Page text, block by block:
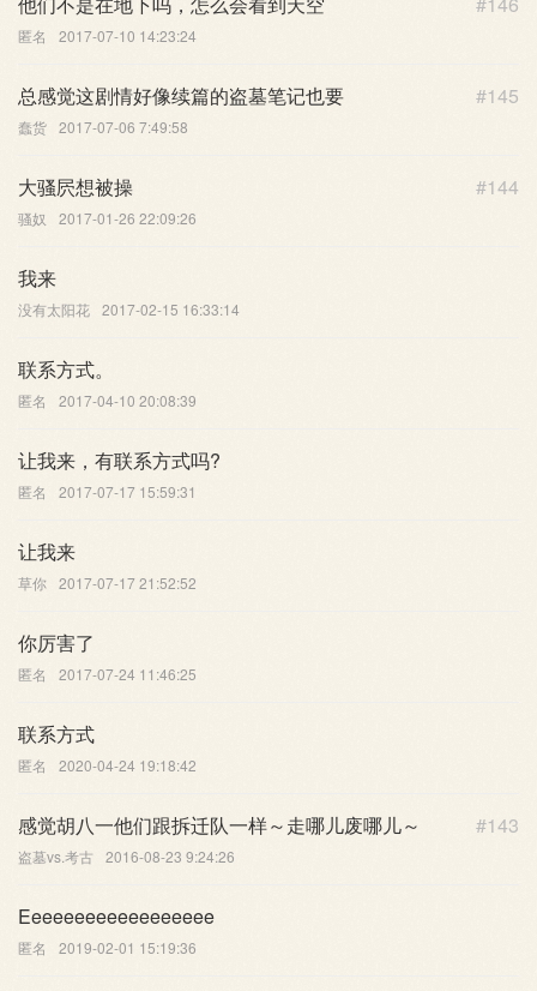
匿名 2017-07-10 14:23:24
#145
总感觉这剧情好像续篇的盗墓笔记也要
蠢货 2017-07-06 7:49:58
#144
大骚屄想被操
骚奴 2017-01-26 22:09:26
我来
没有太阳花 2017-02-15 16:33:14
联系方式。
匿名 2017-04-10 20:08:39
让我来，有联系方式吗?
匿名 2017-07-17 15:59:31
让我来
草你 2017-07-17 21:52:52
你厉害了
匿名 2017-07-24 11:46:25
联系方式
匿名 2020-04-24 19:18:42
#143
感觉胡八一他们跟拆迁队一样～走哪儿废哪儿～
盗墓vs.考古 2016-08-23 9:24:26
Eeeeeeeeeeeeeeeeee
匿名 2019-02-01 15:19:36